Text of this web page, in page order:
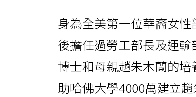
身為全美第一位華裔女
後擔任過勞工部長及運
博士和母親趙朱木蘭的
助哈佛大學4000萬建立